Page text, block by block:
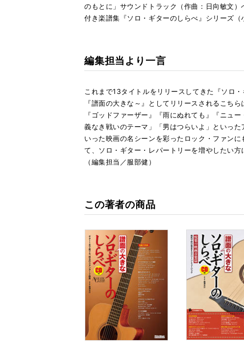
のもとに」サウンドトラック（作曲：日向敏文
付き楽譜集『ソロ・ギターのしらべ』シリーズ
編集担当より一言
これまで13タイトルをリリースしてきた『ソロ
『譜面の大きな～』としてリリースされるこち
『ゴッドファーザー』『雨にぬれても』『ニュ
義なき戦いのテーマ」「男はつらいよ」といっ
いった映画の名シーンを彩ったロック・ファン
て、ソロ・ギター・レパートリーを増やしたい方
（編集担当／服部健）
この著者の商品